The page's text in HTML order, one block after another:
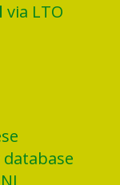
via LTO
database